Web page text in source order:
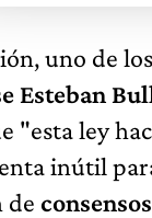
uno de
Esteban
"esta ley
inútil
de consensos